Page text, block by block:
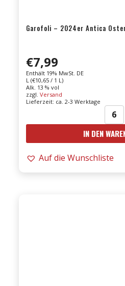
Garofoli – 2024er Antica
€7,99
Enthält 19% MwSt. DE
L (€10,65/ 1 L)
Alk. 13 % vol
zzgl. Versand
Lieferzeit: ca. 2-3 Werktage
-
IN DEN
Auf die Wunschliste